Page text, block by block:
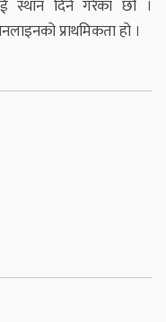
स्थान दिने गरेका छौं ।
प्राथमिकता हो ।